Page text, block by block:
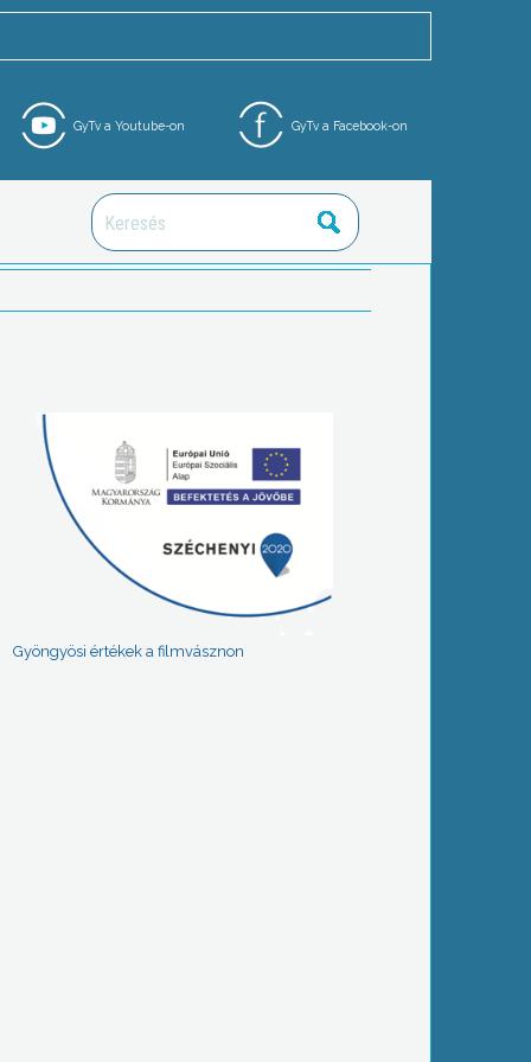
GyTv a Facebook-on
GyTv a Youtube-on
Gyöngyösi értékek a filmvásznon